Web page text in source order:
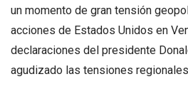
un momento de gran tensión
acciones de Estados Unidos en
declaraciones del presidente
agudizado las tensiones